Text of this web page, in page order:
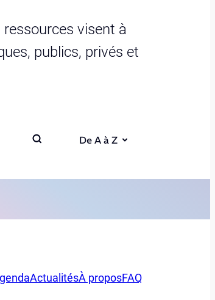
visent à
publics, privés et
De A à Z
ActualitésÀ proposFAQ